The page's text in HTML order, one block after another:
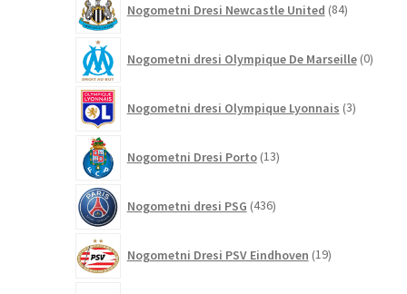
Nogometni Dresi Newcastle United 84izdelkov
Nogometni dresi Olympique De Marseille 0
Nogometni dresi Olympique Lyonnais 3izdelki
Nogometni Dresi Porto 13izdelkov
Nogometni dresi PSG 436izdelkov
Nogometni Dresi PSV Eindhoven 19izdelkov